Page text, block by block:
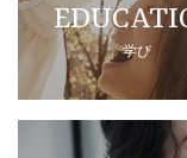
学び